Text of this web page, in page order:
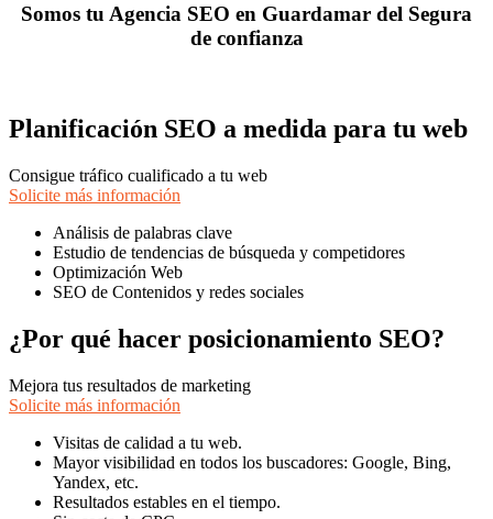
Somos tu Agencia SEO en Guardamar del Segura
de confianza
Planificación SEO a medida para tu web
Consigue tráfico cualificado a tu web
Solicite más información
Análisis de palabras clave
Estudio de tendencias de búsqueda y competidores
Optimización Web
SEO de Contenidos y redes sociales
¿Por qué hacer posicionamiento SEO?
Mejora tus resultados de marketing
Solicite más información
Visitas de calidad a tu web.
Mayor visibilidad en todos los buscadores: Google, Bing,
Yandex, etc.
Resultados estables en el tiempo.